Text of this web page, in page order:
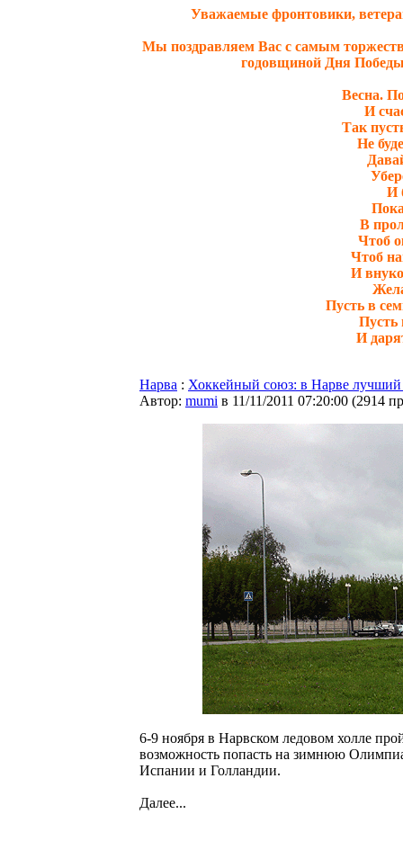
Уважаемые фронтовики,
Мы поздравляем Вас с самым
годовщиной Дня
Весна.
И
Так
Не
И
В
Чтоб
Чтоб
И
Пусть в
Пусть
И
Нарва : Хоккейный союз: в Нарве
Автор: mumi в 11/11/2011 07:20:00 (2914
6-9 ноября в Нарвском ледовом холле
возможность попасть на зимнюю
Испании и Голландии.
Далее...